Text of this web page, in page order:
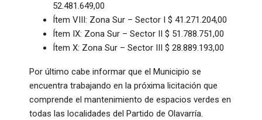
52.481.649,00
Ítem VIII: Zona Sur – Sector I $ 41.271.204,00
Ítem IX: Zona Sur – Sector II $ 51.788.751,00
Ítem X: Zona Sur – Sector III $ 28.889.193,00
Por último cabe informar que el Municipio se
encuentra trabajando en la próxima licitación que
comprende el mantenimiento de espacios verdes en
todas las localidades del Partido de Olavarría.